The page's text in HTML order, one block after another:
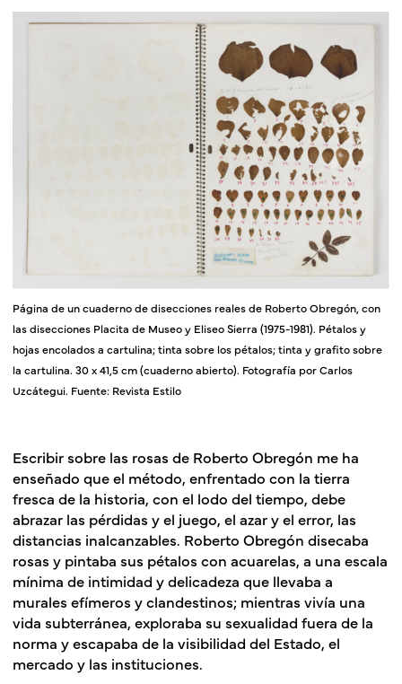
Página de un cuaderno de disecciones reales de Roberto Obregón, con
las disecciones Placita de Museo y Eliseo Sierra (1975-1981). Pétalos y
hojas encolados a cartulina; tinta sobre los pétalos; tinta y grafito sobre
la cartulina. 30 x 41,5 cm (cuaderno abierto). Fotografía por Carlos
Uzcátegui. Fuente: Revista Estilo
Escribir sobre las rosas de Roberto Obregón me ha
enseñado que el método, enfrentado con la tierra
fresca de la historia, con el lodo del tiempo, debe
abrazar las pérdidas y el juego, el azar y el error, las
distancias inalcanzables. Roberto Obregón disecaba
rosas y pintaba sus pétalos con acuarelas, a una escala
mínima de intimidad y delicadeza que llevaba a
murales efímeros y clandestinos; mientras vivía una
vida subterránea, exploraba su sexualidad fuera de la
norma y escapaba de la visibilidad del Estado, el
mercado y las instituciones.